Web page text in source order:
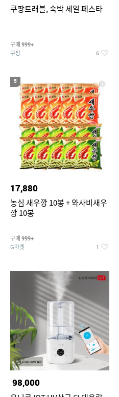
쿠팡트래블, 숙박 세일 페스타
구매 999+
쿠팡 6
5
17,880
농심 새우깡 10봉 + 와사비새우
깡 10봉
구매 999+
G마켓 1
98,000